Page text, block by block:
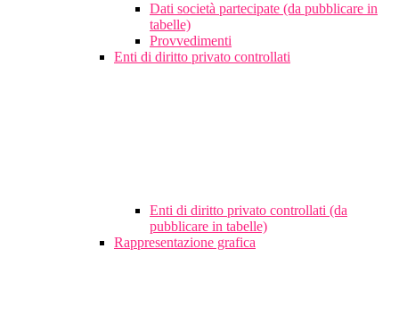
Dati società partecipate (da pubblicare in
tabelle)
Provvedimenti
Enti di diritto privato controllati
Enti di diritto privato controllati (da
pubblicare in tabelle)
Rappresentazione grafica